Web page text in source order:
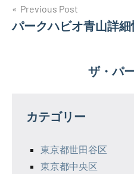
投
稿
ー
Previous Post
パークハビオ青山詳細
ザ・パ
カテゴリー
東京都世田谷区
東京都中央区